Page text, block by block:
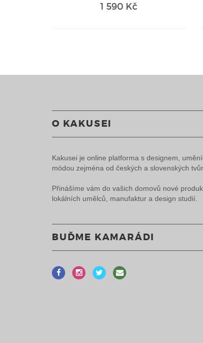
1 590 Kč
O KAKUSEI
Kakusei je online platforma s designem,
módou zejména od českých a slovenských
Přinášíme vám do vašich domovů nové
lokálních umělců, manufaktur a design studií.
BUĎME KAMARÁDI